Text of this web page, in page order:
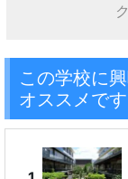
この学校に
オススメです